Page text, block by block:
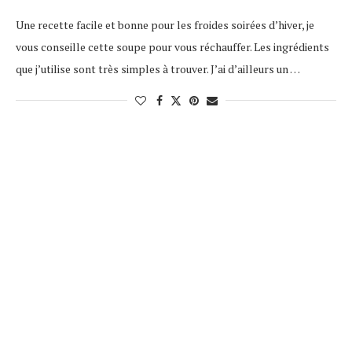
Une recette facile et bonne pour les froides soirées d’hiver, je
vous conseille cette soupe pour vous réchauffer. Les ingrédients
que j’utilise sont très simples à trouver. J’ai d’ailleurs un …